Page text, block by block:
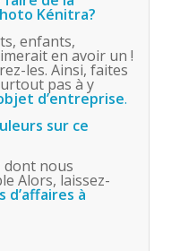
Kénitra?
enfants,
en avoir un !
les. Ainsi, faites
pas à y
d’entreprise.
sur ce
dont nous
Alors, laissez-
d’affaires à